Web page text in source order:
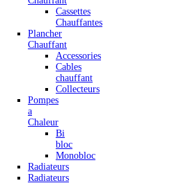
Cassettes
Chauffantes
Plancher
Chauffant
Accessories
Cables
chauffant
Collecteurs
Pompes
a
Chaleur
Bi
bloc
Monobloc
Radiateurs
Radiateurs